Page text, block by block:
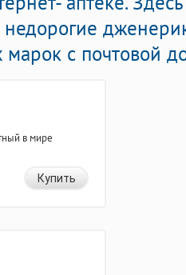
с почтовой
в мире
Купить